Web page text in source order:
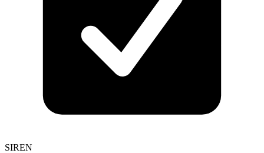
SIREN